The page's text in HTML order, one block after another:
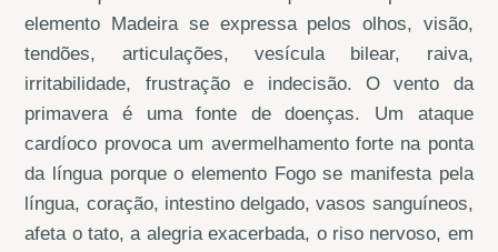
elemento Madeira se expressa pelos olhos, visão,
tendões, articulações, vesícula bilear, raiva,
irritabilidade, frustração e indecisão. O vento da
primavera é uma fonte de doenças. Um ataque
cardíoco provoca um avermelhamento forte na ponta
da língua porque o elemento Fogo se manifesta pela
língua, coração, intestino delgado, vasos sanguíneos,
afeta o tato, a alegria exacerbada, o riso nervoso, em